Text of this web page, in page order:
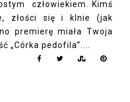
człowiekiem. Kimś
złości się i klnie (jak
premierę miała Twoja
„Córka pedofila”....